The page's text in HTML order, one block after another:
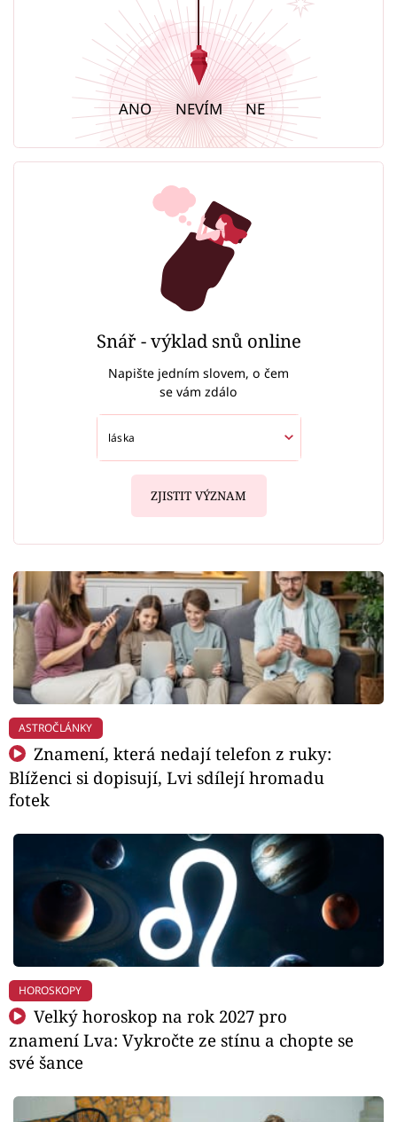
ANO NEVÍM NE
Snář - výklad snů online
Napište jedním slovem, o čem
se vám zdálo
ZJISTIT VÝZNAM
ASTROČLÁNKY
Znamení, která nedají telefon z ruky:
Blíženci si dopisují, Lvi sdílejí hromadu
fotek
HOROSKOPY
Velký horoskop na rok 2027 pro
znamení Lva: Vykročte ze stínu a chopte se
své šance